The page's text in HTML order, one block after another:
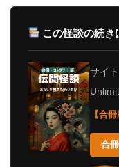
この怪談の続
サイ
【合
合